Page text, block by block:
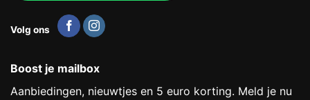
Volg ons
Boost je mailbox
Aanbiedingen, nieuwtjes en 5 euro korting. Meld je nu